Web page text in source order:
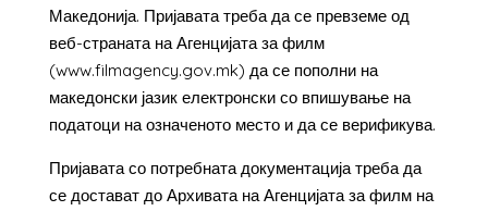
Македонија. Пријавата треба да се превземе од
веб-страната на Агенцијата за филм
(www.filmagency.gov.mk) да се пополни на
македонски јазик електронски со впишување на
податоци на означеното место и да се верификува.
Пријавата со потребната документација треба да
се достават до Архивата на Агенцијата за филм на